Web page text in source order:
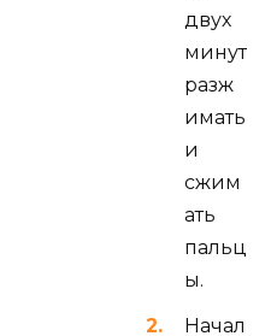
двух
минут
разж
имать
и
сжим
ать
пальц
ы.
Начал